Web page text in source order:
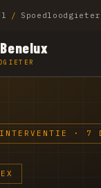
/ Spoedloodgieter
· 7